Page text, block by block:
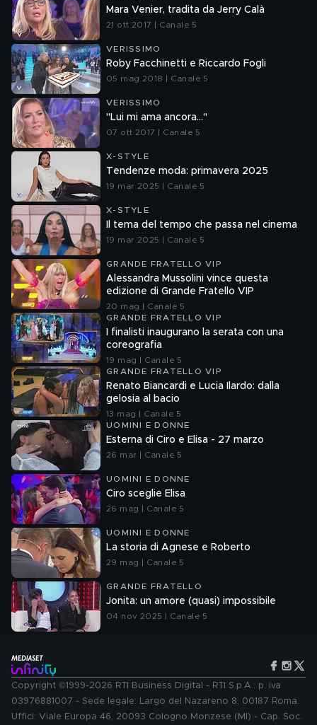
Mara Venier, tradita da Jerry Calà
21 ott 2017 | Canale 5
VERISSIMO
Roby Facchinetti e Riccardo Fogli
05 mag 2018 | Canale 5
VERISSIMO
"Lui mi ama ancora..."
07 ott 2017 | Canale 5
X-STYLE
Tendenze moda: primavera 2025
19 mar 2025 | Canale 5
X-STYLE
Il tema del tempo che passa nel cinema
19 mar 2025 | Canale 5
GRANDE FRATELLO VIP
Alessandra Mussolini vince questa
edizione di Grande Fratello VIP
20 mag | Canale 5
GRANDE FRATELLO VIP
I finalisti inaugurano la serata con una
coreografia
19 mag | Canale 5
GRANDE FRATELLO VIP
Renato Biancardi e Lucia Ilardo: dalla
gelosia al bacio
13 mag | Canale 5
UOMINI E DONNE
Esterna di Ciro e Elisa - 27 marzo
26 mar | Canale 5
UOMINI E DONNE
Ciro sceglie Elisa
26 mag | Canale 5
UOMINI E DONNE
La storia di Agnese e Roberto
29 mag | Canale 5
GRANDE FRATELLO
Jonita: un amore (quasi) impossibile
04 nov 2025 | Canale 5
Copyright ©1999-2026 RTI Business Digital - RTI S.p.A.: p. iva
03976881007 - Sede legale: Largo del Nazareno 8, 00187 Roma.
Uffici: Viale Europa 46, 20093 Cologno Monzese (MI) - Cap. Soc.